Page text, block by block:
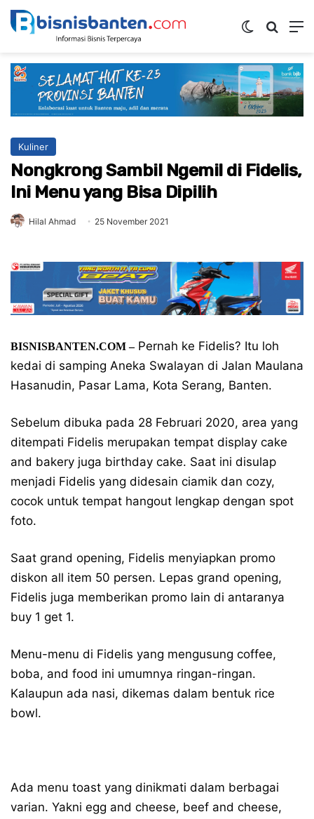
Switch skin
Kuliner
Nongkrong Sambil Ngemil di Fidelis,
Ini Menu yang Bisa Dipilih
Hilal Ahmad 25 November 2021
BISNISBANTEN.COM –Pernah ke Fidelis? Itu loh
kedai di samping Aneka Swalayan di Jalan Maulana
Hasanudin, Pasar Lama, Kota Serang, Banten.
Sebelum dibuka pada 28 Februari 2020, area yang
ditempati Fidelis merupakan tempat display cake
and bakery juga birthday cake. Saat ini disulap
menjadi Fidelis yang didesain ciamik dan cozy,
cocok untuk tempat hangout lengkap dengan spot
foto.
Saat grand opening, Fidelis menyiapkan promo
diskon all item 50 persen. Lepas grand opening,
Fidelis juga memberikan promo lain di antaranya
buy 1 get 1.
Menu-menu di Fidelis yang mengusung coffee,
boba, and food ini umumnya ringan-ringan.
Kalaupun ada nasi, dikemas dalam bentuk rice
bowl.
Ada menu toast yang dinikmati dalam berbagai
varian. Yakni egg and cheese, beef and cheese,